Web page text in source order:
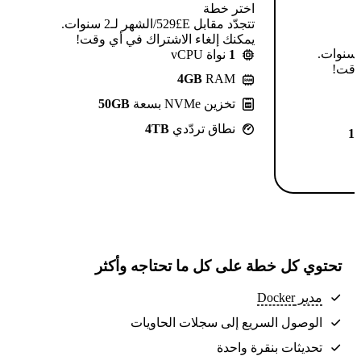
اختر خطة
تتجدّد مقابل E£⁦529⁩/الشهر لـ2 سنوات.
يمكنك إلغاء الاشتراك في أي وقت!
1 نواة vCPU
4GB RAM
تخزين NVMe بسعة
50GB
نطاق تردّدي 4TB
تتجدّد مقابل E£⁦639⁩/الشهر لـ2 سنوات.
وقت!
تحتوي كل خطة على كل ما تحتاجه وأكثر
مدير Docker
الوصول السريع إلى سجلات الحاويات
تحديثات بنقرة واحدة